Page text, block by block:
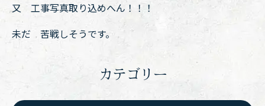
又 工事写真取り込めへん！！！
未だ 苦戦しそうです。
カテゴリー